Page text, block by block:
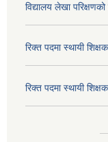
विद्यालय लेखा
रिक्त पदमा स्थायी
रिक्त पदमा स्थायी